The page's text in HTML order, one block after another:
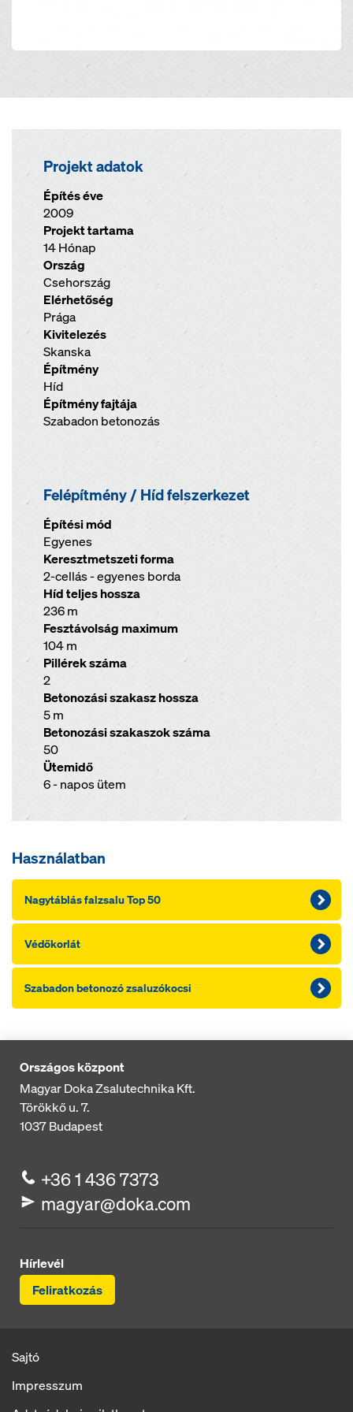
Projekt adatok
Építés éve
2009
Projekt tartama
14 Hónap
Ország
Csehország
Elérhetőség
Prága
Kivitelezés
Skanska
Építmény
Híd
Építmény fajtája
Szabadon betonozás
Felépítmény / Híd felszerkezet
Építési mód
Egyenes
Keresztmetszeti forma
2-cellás - egyenes borda
Híd teljes hossza
236 m
Fesztávolság maximum
104 m
Pillérek száma
2
Betonozási szakasz hossza
5 m
Betonozási szakaszok száma
50
Ütemidő
6 - napos ütem
Használatban
Nagytáblás falzsalu Top 50
Védőkorlát
Szabadon betonozó zsaluzókocsi
Országos központ
Magyar Doka Zsalutechnika Kft.
Törökkő u. 7.
1037Budapest
+36 1 436 7373
magyar@doka.com
Hírlevél
Feliratkozás
Sajtó
Impresszum